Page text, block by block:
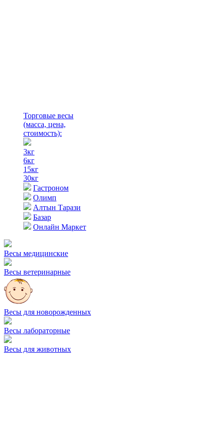
Торговые весы
(масса, цена,
стоимость):
3кг
6кг
15кг
30кг
Гастроном
Олимп
Алтын Тарази
Базар
Онлайн Маркет
Весы медицинские
Весы ветеринарные
Весы для новорожденных
Весы лабораторные
Весы для животных